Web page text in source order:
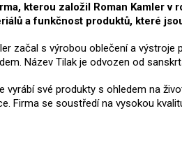
kterou založil Roman Kamler
a funkčnost produktů, které
začal s výrobou oblečení a
Název Tilak je odvozen od
vyrábí své produkty s ohledem na
Firma se soustředí na vysokou